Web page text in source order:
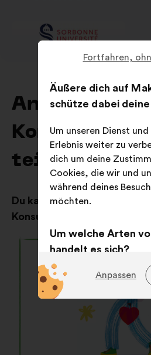
An laufenden
teilnehmen
Du kannst auch die
Konsultationen einsehen
Fortfahren,
Äußere dich auf
schütze dabei
Um unseren Dienst
Erlebnis weiter zu
dich um deine
Cookies, die wir und
während deines
möchten.
Um welche Arten
handelt es sich?
Technische
Cookies sind für
ordnungsgemäße
der Website
Präferenz-
Anpassen